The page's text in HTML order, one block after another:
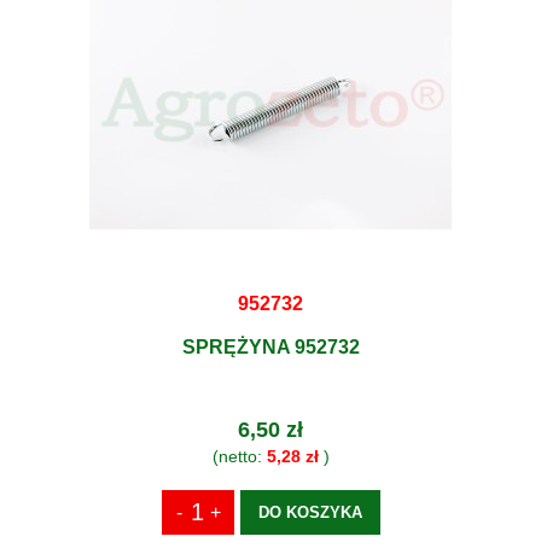
952732
SPRĘŻYNA 952732
6,50 zł
(netto: 5,28 zł)
DO KOSZYKA